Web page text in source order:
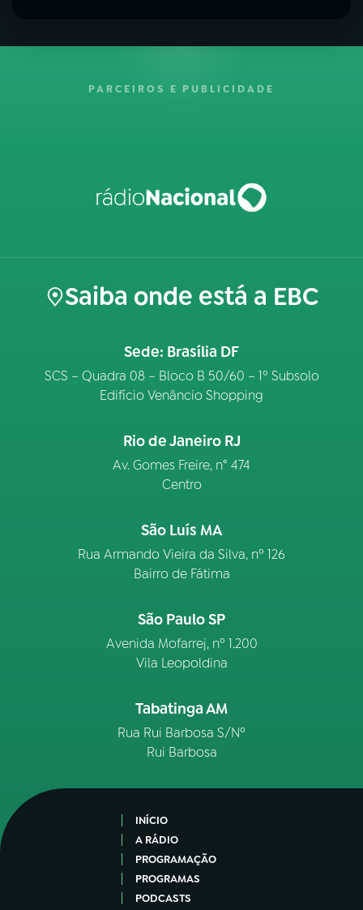
PARCEIROS E PUBLICIDADE
Saiba onde está a EBC
Sede: Brasília DF
SCS – Quadra 08 – Bloco B 50/60 – 1º Subsolo
Edifício Venâncio Shopping
Rio de Janeiro RJ
Av. Gomes Freire, n° 474
Centro
São Luís MA
Rua Armando Vieira da Silva, nº 126
Bairro de Fátima
São Paulo SP
Avenida Mofarrej, nº 1.200
Vila Leopoldina
Tabatinga AM
Rua Rui Barbosa S/Nº
Rui Barbosa
INÍCIO
A RÁDIO
PROGRAMAÇÃO
PROGRAMAS
PODCASTS